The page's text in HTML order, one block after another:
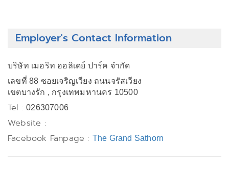
Employer's Contact Information
บริษัท เมอริท ฮอลิเดย์ ปาร์ค จำกัด
เลขที่ 88 ซอยเจริญเวียง ถนนจรัสเวียง
เขตบางรัก , กรุงเทพมหานคร 10500
Tel :026307006
Website :
Facebook Fanpage : The Grand Sathorn